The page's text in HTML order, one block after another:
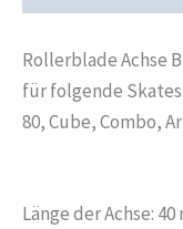
Rollerblade Achse
für folgende
80, Cube, Combo,
Länge der Achse: 40